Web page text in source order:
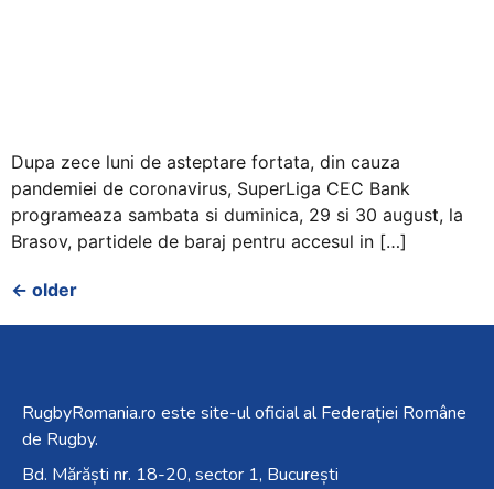
Dupa zece luni de asteptare fortata, din cauza
pandemiei de coronavirus, SuperLiga CEC Bank
programeaza sambata si duminica, 29 si 30 august, la
Brasov, partidele de baraj pentru accesul in […]
← older
RugbyRomania.ro este site-ul oficial al Federației Române
de Rugby.
Bd. Mărăști nr. 18-20, sector 1, București